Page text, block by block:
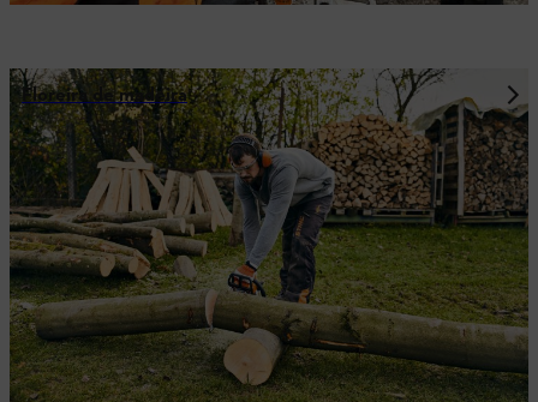
Floreira de madeira